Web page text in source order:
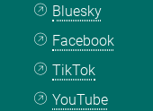
Bluesky
Facebook
TikTok
YouTube